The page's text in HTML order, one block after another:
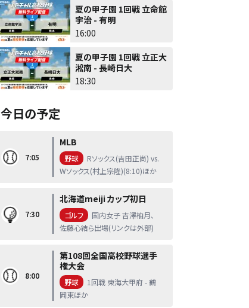
夏の甲子園 1回戦 立命館
宇治 - 有明
16:00
夏の甲子園 1回戦 立正大
淞南 - 長崎日大
18:30
今日の予定
7:05
MLB
野球
Rソックス(吉田正尚) vs.
Wソックス(村上宗隆)(8:10)ほか
7:30
北海道meiji カップ初日
ゴルフ
国内女子 吉澤柚月、
佐藤心結ら出場(リンクは外部)
8:00
第108回全国高校野球選手
権大会
野球
1回戦 東海大甲府 - 鶴
岡東ほか